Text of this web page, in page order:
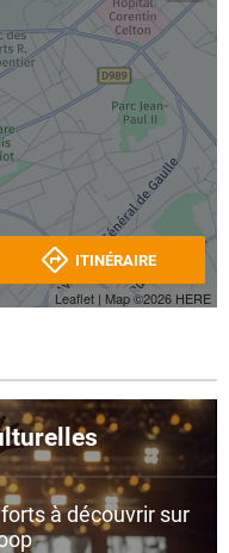
Leaflet | Map ©2026 HERE
ITINÉRAIRE
à découvrir sur